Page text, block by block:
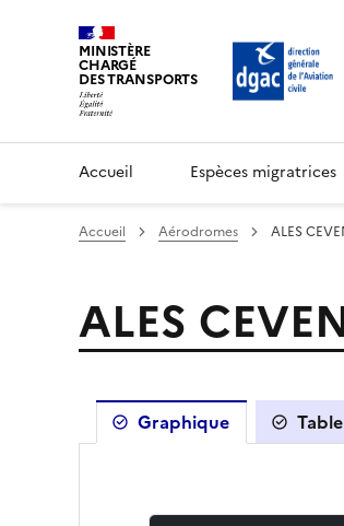
MINISTÈRE
CHARGÉ
DES TRANSPORTS
Accueil Espèces migratrices
Accueil Aérodromes ALES
ALES
Graphique Table